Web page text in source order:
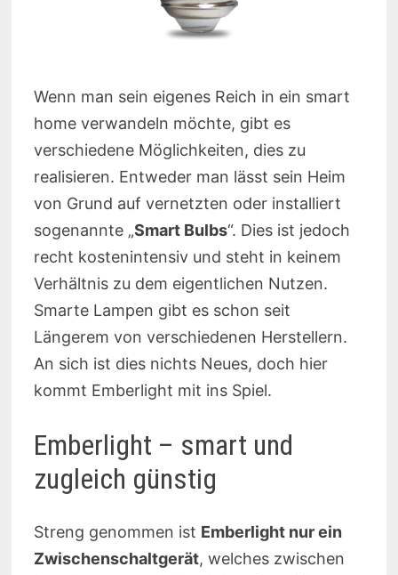
Wenn man sein eigenes Reich in ein smart
home verwandeln möchte, gibt es
verschiedene Möglichkeiten, dies zu
realisieren. Entweder man lässt sein Heim
von Grund auf vernetzten oder installiert
sogenannte „Smart Bulbs“. Dies ist jedoch
recht kostenintensiv und steht in keinem
Verhältnis zu dem eigentlichen Nutzen.
Smarte Lampen gibt es schon seit
Längerem von verschiedenen Herstellern.
An sich ist dies nichts Neues, doch hier
kommt Emberlight mit ins Spiel.
Emberlight – smart und
zugleich günstig
Streng genommen ist Emberlight nur ein
Zwischenschaltgerät, welches zwischen